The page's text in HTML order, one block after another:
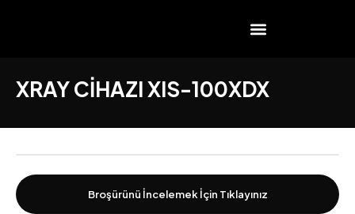
XRAY CİHAZI XIS-100XDX
Broşürünü İncelemek İçin Tıklayınız